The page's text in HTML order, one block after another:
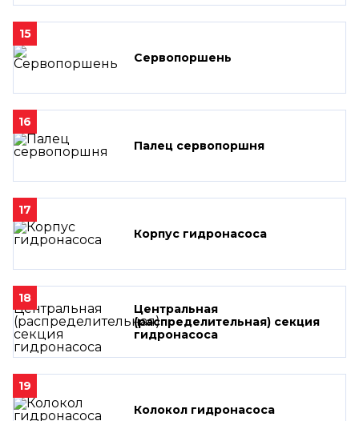
15
Сервопоршень
16
Палец сервопоршня
17
Корпус гидронасоса
18
Центральная
(распределительная) секция
гидронасоса
19
Колокол гидронасоса